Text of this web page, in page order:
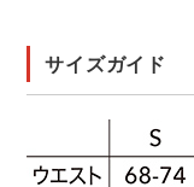
サイズガイド